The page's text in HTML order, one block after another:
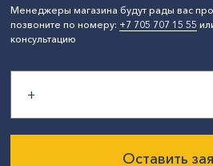
Менеджеры магазина будут рады вас
позвоните по номеру: +7 705 707 15 55
консультацию
Оставить